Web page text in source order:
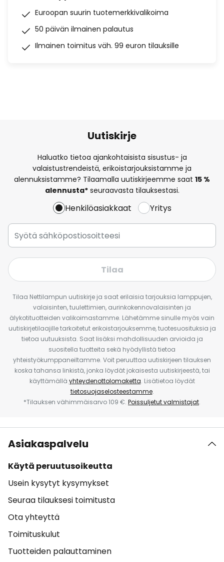
Euroopan suurin tuotemerkkivalikoima
50 päivän ilmainen palautus
Ilmainen toimitus väh. 99 euron tilauksille
Uutiskirje
Haluatko tietoa ajankohtaisista sisustus- ja
valaistustrendeistä, erikoistarjouksistamme ja
alennuksistamme? Tilaamalla uutiskirjeemme saat 15 %
alennusta*seuraavasta tilauksestasi.
Henkilöasiakkaat Yritys
Tilaa
Tilaa Nettilampun uutiskirje ja saat erilaisia tarjouksia lamppujen,
valaisinten, tuulettimien, aurinkokennovalaisinten ja
älykotituotteiden valikoimastamme. Lähetämme sinulle myös vain
uutiskirjetilaajille tarkoitetut erikoistarjouksemme, tuotesuosituksia ja
tietoa uutuuksista. Saat lisäksi mahdollisuuden arvioida ja
suositella tuotteita sekä hyödyllistä tietoa
yhteistyökumppaneiltamme. Voit peruuttaa uutiskirjeen tilauksen
koska tahansa linkistä, jonka löydät jokaisesta uutiskirjeestä, tai
käyttämällä yhteydenottolomaketta. Lisätietoa löydät
tietosuojaselosteestamme.
*Tilauksen vähimmäisarvo 109 €. Poissuljetut valmistajat.
Asiakaspalvelu
Käytä peruutusoikeutta
Usein kysytyt kysymykset
Seuraa tilauksesi toimitusta
Ota yhteyttä
Toimituskulut
Tuotteiden palauttaminen